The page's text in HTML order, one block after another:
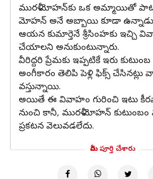
మురళీ మోహన్‌కు ఒక అమ్మాయితో
మోహన్ అనే అబ్బాయి కూడా
ఆయన కుమార్తెనే శ్రీసింహకు ఇచ్చి
చేయాలని అనుకుంటున్నారు.
వీరిద్దరి ప్రేమకు ఇప్పటికే ఇరు
అంగీకారం తెలిపి పెళ్లి ఫిక్స్ చేసినట్లు
వస్తున్నాయి.
అయితే ఈ వివాహం గురించి ఇటు
నుంచి కానీ, మురళీ మోహన్
ప్రకటన వెలువడలేదు.
మీరు పూర్తి చేశారు